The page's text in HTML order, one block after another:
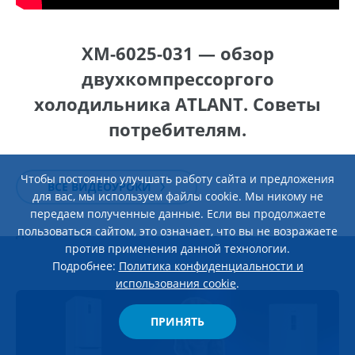
ХМ-6025-031 — обзор
двухкомпрессоргого
холодильника ATLANT. Советы
потребителям.
ВСЕ ВИДЕОУРОКИ
Чтобы постоянно улучшать работу сайта и предложения
для вас, мы используем файлы cookie. Мы никому не
передаем полученные данные. Если вы продолжаете
пользоваться сайтом, это означает, что вы не возражаете
против применения данной технологии.
Подробнее: Политика конфиденциальности и
использования cookie.
ПРИНЯТЬ
23 января 2026
Обзор стиральной машины c инверторным
двигателем ATLANT Х-1602-100